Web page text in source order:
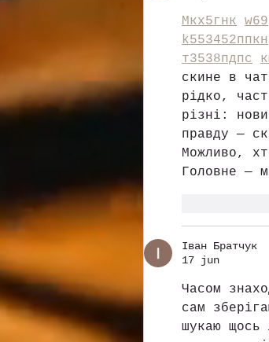
Мкх5гнк w69
k553452ппкн
т3538пдпс
скине в
рідко,
різні:
правду —
Можливо,
Головне —
Іван Братчук
17 jun
Часом
сам
шукаю